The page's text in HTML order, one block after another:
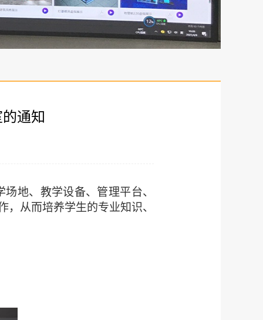
通知
地、教学设备、管理平台、
从而培养学生的专业知识、